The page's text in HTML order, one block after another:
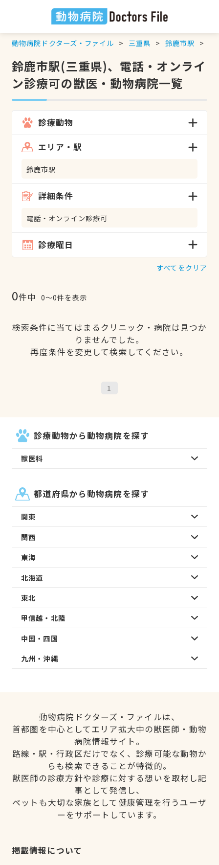
動物病院ドクターズ・ファイル 三重県 鈴鹿市駅
鈴鹿市駅(三重県)、電話・オンライ
ン診療可の獣医・動物病院一覧
診療動物
エリア・駅
鈴鹿市駅
詳細条件
電話・オンライン診療可
診療曜日
すべてをクリア
0件中 0〜0件を表示
検索条件に当てはまるクリニック・病院は見つか
りませんでした。
再度条件を変更して検索してください。
1
診療動物から動物病院を探す
獣医科
都道府県から動物病院を探す
関東
関西
東海
北海道
東北
甲信越・北陸
中国・四国
九州・沖縄
動物病院ドクターズ・ファイルは、
首都圏を中心としてエリア拡大中の獣医師・動物
病院情報サイト。
路線・駅・行政区だけでなく、診療可能な動物か
らも検索できることが特徴的。
獣医師の診療方針や診療に対する想いを取材し記
事として発信し、
ペットも大切な家族として健康管理を行うユーザ
ーをサポートしています。
掲載情報について